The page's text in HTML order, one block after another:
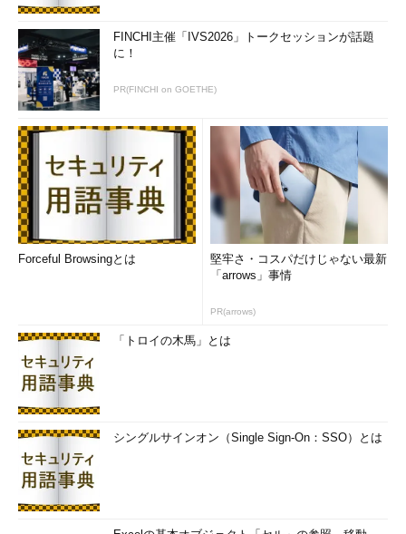
FINCHI主催「IVS2026」トークセッションが話題
に！
PR(FINCHI on GOETHE)
Forceful Browsingとは
堅牢さ・コスパだけじゃない最新
「arrows」事情
PR(arrows)
「トロイの木馬」とは
シングルサインオン（Single Sign-On：SSO）とは